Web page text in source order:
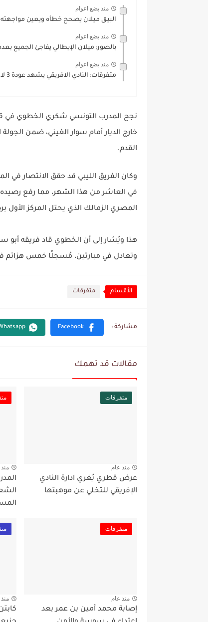
منذ بضع اعوام
البيڨ ميلان يصحح خطأه ويعين مواجهته
منذ بضع اعوام
بالصور: ميلان الإيطالي يفاجئ الجميع
منذ بضع اعوام
متفرقات: النادي الافريقي يشهد عودة 3 لاعبين للتدريبات الجماعية للفريق
خارج الديار أمام سوار الغيني، ضمن
القدم.
المصري الزمالك الذي يحتل المركز الأول برصيد 10
وتعادل في مبارتين، مُسجلًا خمس هزائم في إجمالي
الأقسام متفرقات
مقالات قد تهمك
متفرقات
منذ عام
عرض قطري يُغري ادارة النادي
الإفريقي للتخلي عن موهبتها
متفرقات
منذ عام
إصابة محمد أمين بن عمر بعد